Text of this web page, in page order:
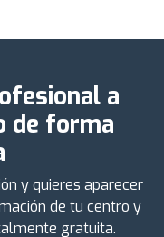
a
de forma
y quieres aparecer
de tu centro y
gratuita.